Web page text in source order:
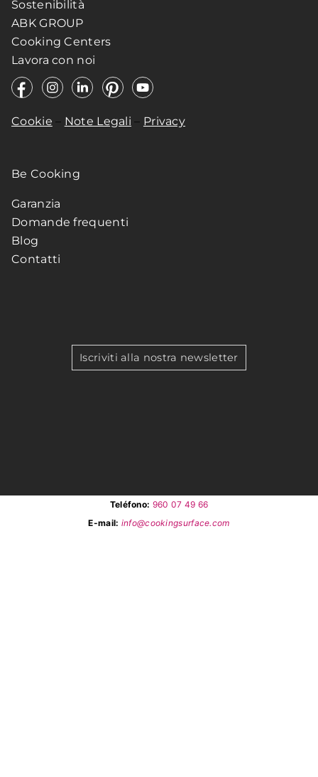
Sostenibilità
ABK GROUP
Cooking Centers
Lavora con noi
Cookie – Note Legali – Privacy
Be Cooking
Garanzia
Domande frequenti
Blog
Contatti
Iscriviti alla nostra newsletter
Teléfono: 960 07 49 66
E-mail: info@cookingsurface.com